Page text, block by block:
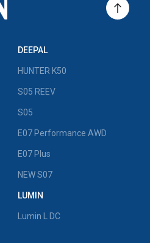
DEEPAL
HUNTER K50
S05 REEV
S05
E07 Performance AWD
E07 Plus
NEW S07
LUMIN
Lumin L DC